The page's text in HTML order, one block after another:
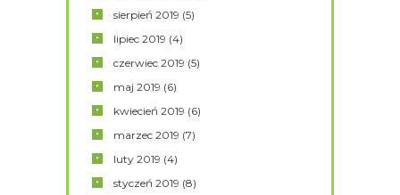
sierpień2019 (5)
lipiec2019 (4)
czerwiec2019 (5)
maj2019 (6)
kwiecień2019 (6)
marzec2019 (7)
luty2019 (4)
styczeń2019 (8)